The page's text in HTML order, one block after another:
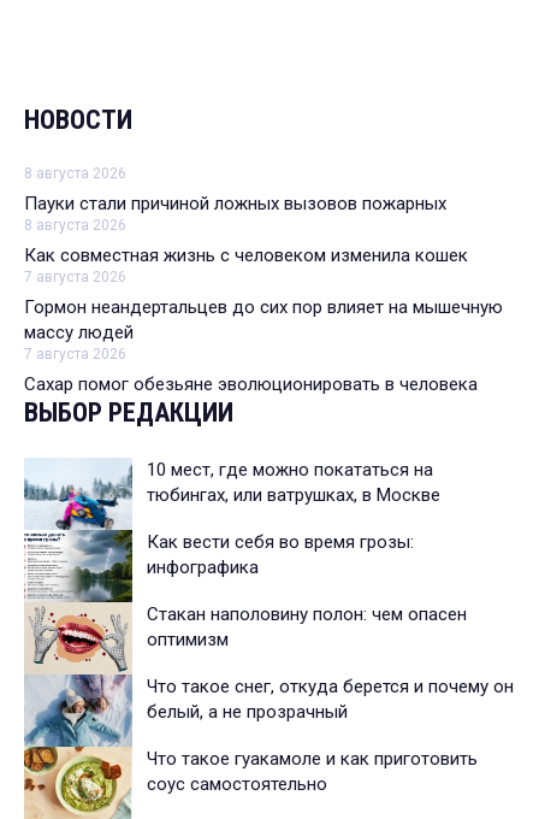
НОВОСТИ
8 августа 2026
Пауки стали причиной ложных вызовов пожарных
8 августа 2026
Как совместная жизнь с человеком изменила кошек
7 августа 2026
Гормон неандертальцев до сих пор влияет на мышечную
массу людей
7 августа 2026
Сахар помог обезьяне эволюционировать в человека
ВЫБОР РЕДАКЦИИ
10 мест, где можно покататься на
тюбингах, или ватрушках, в Москве
Как вести себя во время грозы:
инфографика
Стакан наполовину полон: чем опасен
оптимизм
Что такое снег, откуда берется и почему он
белый, а не прозрачный
Что такое гуакамоле и как приготовить
соус самостоятельно